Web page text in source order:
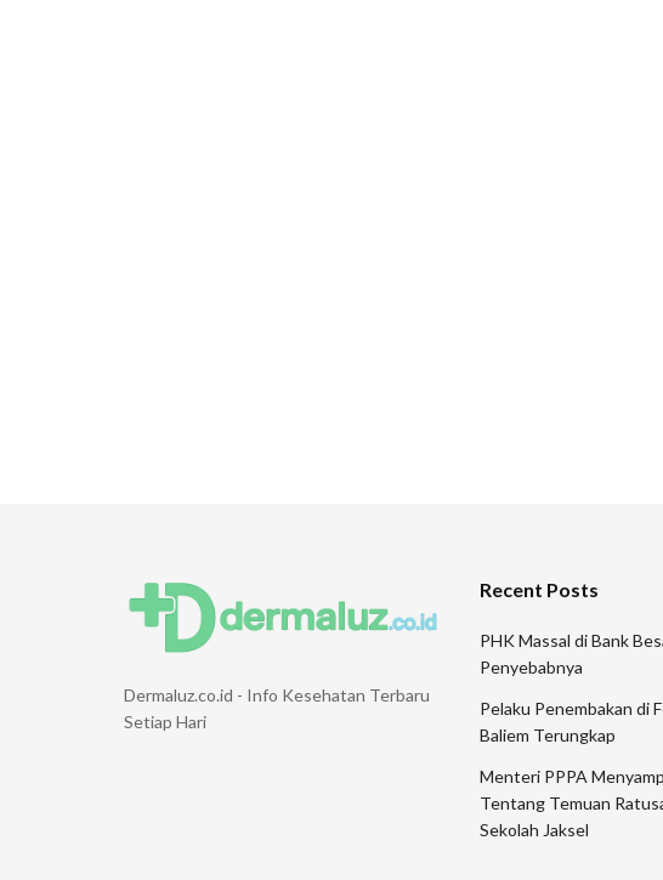
Dermaluz.co.id - Info Kesehatan Terbaru
Setiap Hari
Recent Posts
PHK Massal di Bank
Penyebabnya
Pelaku Penembakan di
Baliem Terungkap
Menteri PPPA
Tentang Temuan
Sekolah Jaksel